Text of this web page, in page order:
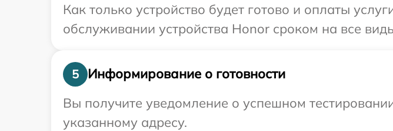
Как только устройство будет готово и оплаты
обслуживании устройства Honor сроком на все
5
Информирование о готовности
Вы получите уведомление о успешном
указанному адресу.